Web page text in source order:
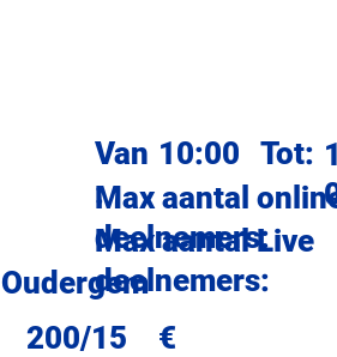
Oudergem
200/15
Van
:
Max aantal
deelnemers:
Max aantal Live
deelnemers:
10:00
€
Tot: